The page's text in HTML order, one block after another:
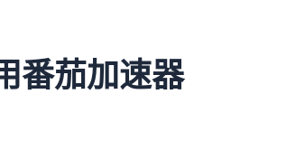
番茄加速器